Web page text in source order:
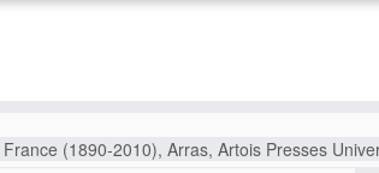
(1890-2010), Arras, Artois Presses